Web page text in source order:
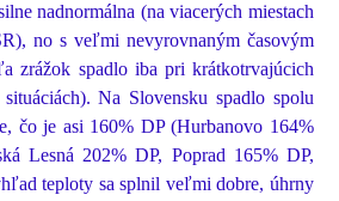
nadnormálna (na viacerých miestach
no s veľmi nevyrovnaným časovým
zrážok spadlo iba pri krátkotrvajúcich
Na Slovensku spadlo spolu
čo je asi 160% DP (Hurbanovo 164%
Lesná 202% DP, Poprad 165% DP,
teploty sa splnil veľmi dobre, úhrny